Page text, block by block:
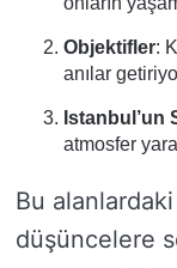
Objektifler:
anılar
Istanbul’un
atmosfer
Bu
düşüncelere